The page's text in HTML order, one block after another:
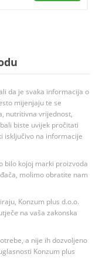
da je svaka informacija o
mijenjaju te se
nutritivna vrijednost,
biste uvijek pročitati
isključivo na informacije
bilo kojoj marki proizvoda
molimo obratite nam
Konzum plus d.o.o.
na vaša zakonska
a nije ih dozvoljeno
Konzum plus